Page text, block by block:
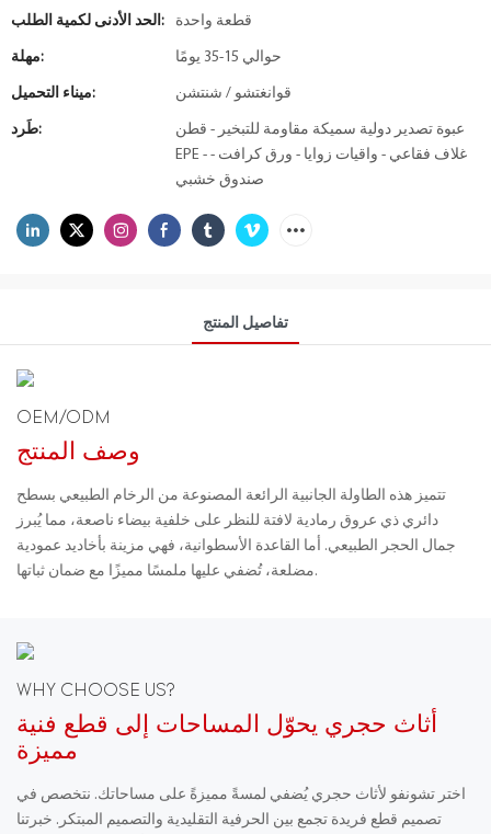
الحد الأدنى لكمية الطلب: قطعة واحدة
مهلة: حوالي 15-35 يومًا
ميناء التحميل: قوانغتشو / شنتشن
طَرد:
عبوة تصدير دولية سميكة مقاومة للتبخير - قطن
EPE - غلاف فقاعي - واقيات زوايا - ورق كرافت -
صندوق خشبي
تفاصيل المنتج
OEM/ODM
وصف المنتج
تتميز هذه الطاولة الجانبية الرائعة المصنوعة من الرخام الطبيعي بسطح
دائري ذي عروق رمادية لافتة للنظر على خلفية بيضاء ناصعة، مما يُبرز
جمال الحجر الطبيعي. أما القاعدة الأسطوانية، فهي مزينة بأخاديد عمودية
مضلعة، تُضفي عليها ملمسًا مميزًا مع ضمان ثباتها.
WHY CHOOSE US?
أثاث حجري يحوّل المساحات إلى قطع فنية
مميزة
اختر تشونفو لأثاث حجري يُضفي لمسةً مميزةً على مساحاتك. نتخصص في
تصميم قطع فريدة تجمع بين الحرفية التقليدية والتصميم المبتكر. خبرتنا